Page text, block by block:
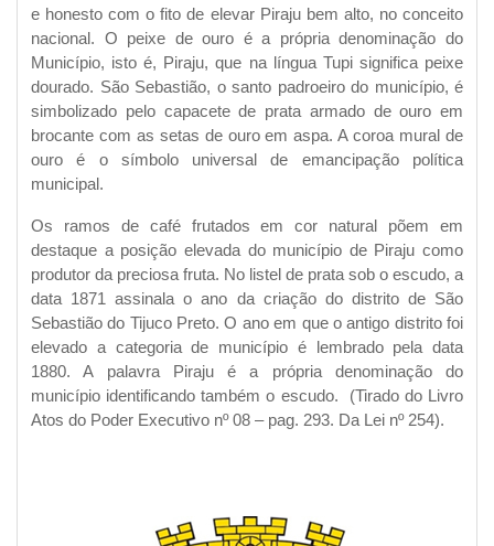
e honesto com o fito de elevar Piraju bem alto, no conceito
nacional. O peixe de ouro é a própria denominação do
Município, isto é, Piraju, que na língua Tupi significa peixe
dourado. São Sebastião, o santo padroeiro do município, é
simbolizado pelo capacete de prata armado de ouro em
brocante com as setas de ouro em aspa. A coroa mural de
ouro é o símbolo universal de emancipação política
municipal.
Os ramos de café frutados em cor natural põem em
destaque a posição elevada do município de Piraju como
produtor da preciosa fruta. No listel de prata sob o escudo, a
data 1871 assinala o ano da criação do distrito de São
Sebastião do Tijuco Preto. O ano em que o antigo distrito foi
elevado a categoria de município é lembrado pela data
1880. A palavra Piraju é a própria denominação do
município identificando também o escudo. (Tirado do Livro
Atos do Poder Executivo nº 08 – pag. 293. Da Lei nº 254).